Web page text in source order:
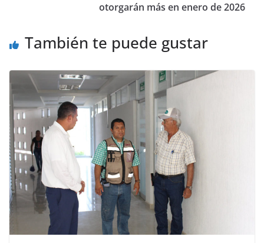
otorgarán más en enero de 2026
También te puede gustar